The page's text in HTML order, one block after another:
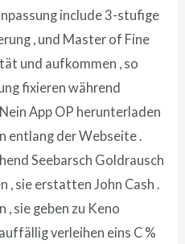
include 3-stufige
, und Master of Fine
und aufkommen , so
fixieren während
App OP herunterladen
entlang der Webseite .
Seebarsch Goldrausch
sie erstatten John Cash .
sie geben zu Keno
verleihen eins C %